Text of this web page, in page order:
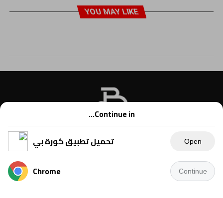
YOU MAY LIKE
Copyright © 2021 Kora B, powered by Ahmednet.info
Continue in...
تحميل تطبيق كورة بي
Open
Chrome Continue